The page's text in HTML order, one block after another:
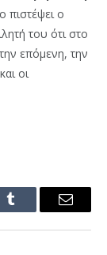
πιστέψει ο
του ότι στο
επόμενη, την
οι
Tumblr Email